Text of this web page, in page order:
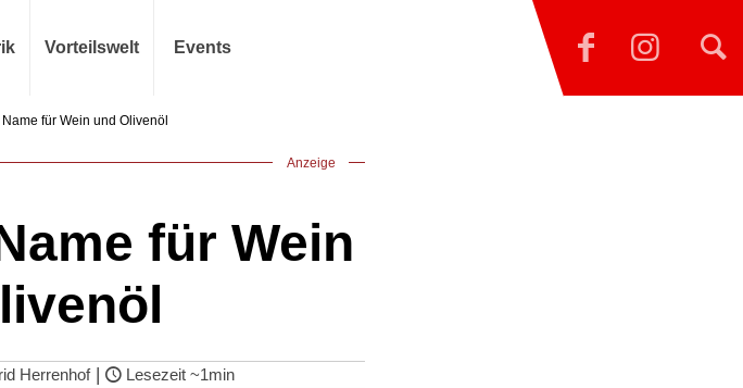
Vorteilswelt Events
für Wein und Olivenöl
Anzeige
für Wein
Herrenhof | Lesezeit ~1min